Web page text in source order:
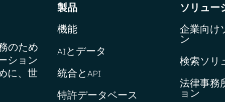
のため
ション
に、世
製品
機能
AIとデータ
統合とAPI
特許データベース
ソリュー
企業向け
ン
検索ソリ
法律事務
ョン